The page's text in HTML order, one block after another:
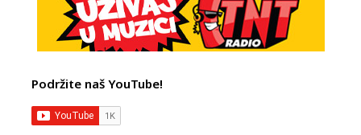
Podržite naš YouTube!